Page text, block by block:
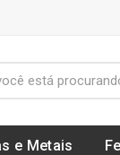
e Metais